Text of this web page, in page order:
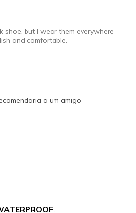
shoe, but I wear them everywhere
and comfortable.
a um amigo